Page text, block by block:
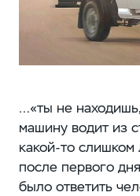
…«ты не
машину водит из
какой-то слишком
после первого
было ответить